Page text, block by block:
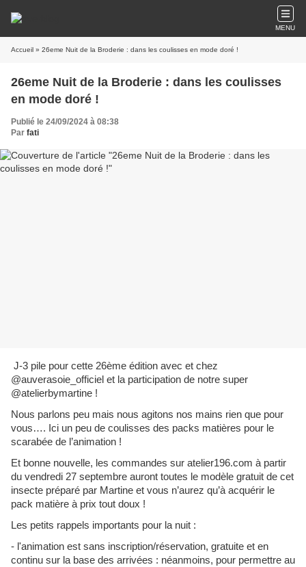
MENU
Accueil » 26eme Nuit de la Broderie : dans les coulisses en mode doré !
26eme Nuit de la Broderie : dans les coulisses
en mode doré !
Publié le 24/09/2024 à 08:38
Par fati
J-3 pile pour cette 26ème édition avec et chez
@auverasoie_officiel et la participation de notre super
@atelierbymartine !
Nous parlons peu mais nous agitons nos mains rien que pour
vous…. Ici un peu de coulisses des packs matières pour le
scarabée de l’animation !
Et bonne nouvelle, les commandes sur atelier196.com à partir
du vendredi 27 septembre auront toutes le modèle gratuit de cet
insecte préparé par Martine et vous n’aurez qu’à acquérir le
pack matière à prix tout doux !
Les petits rappels importants pour la nuit :
- l'animation est sans inscription/réservation, gratuite et en
continu sur la base des arrivées : néanmoins, pour permettre au